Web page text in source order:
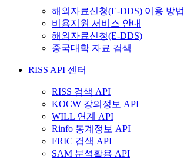
해외자료신청(E-DDS) 이용 방법
비용지원 서비스 안내
해외자료신청(E-DDS)
중국대학 자료 검색
RISS API 센터
RISS 검색 API
KOCW 강의정보 API
WILL 연계 API
Rinfo 통계정보 API
FRIC 검색 API
SAM 분석활용 API